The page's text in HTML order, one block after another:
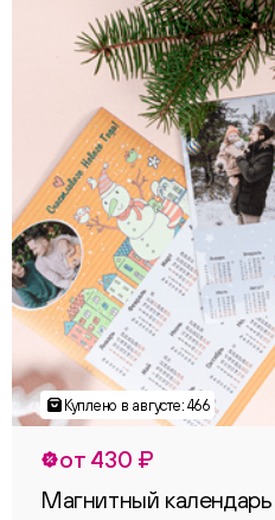
от 430 ₽
Магнитный календарь